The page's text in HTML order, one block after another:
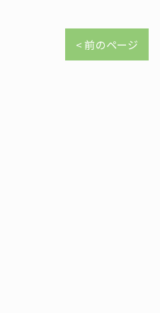
< 前のページ